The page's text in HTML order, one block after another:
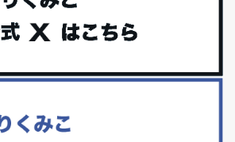
さと納税５選。
的に購入している「楽天ふるさと納税」の返
す。今までいろ...
るために今できる５つのこと。
だ...